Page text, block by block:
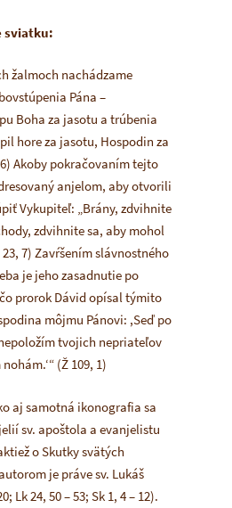
sviatku:
žalmoch nachádzame
Pána –
Boha za jasotu a trúbenia
hore za jasotu, Hospodin za
Akoby pokračovaním tejto
anjelom, aby otvorili
Vykupiteľ: „Brány, zdvihnite
zdvihnite sa, aby mohol
7) Zavŕšením slávnostného
je jeho zasadnutie po
prorok Dávid opísal týmito
môjmu Pánovi: ,Seď po
tvojich nepriateľov
(Ž 109, 1)
aj samotná ikonografia sa
sv. apoštola a evanjelistu
o Skutky svätých
je práve sv. Lukáš
Lk 24, 50 – 53; Sk 1, 4 – 12).